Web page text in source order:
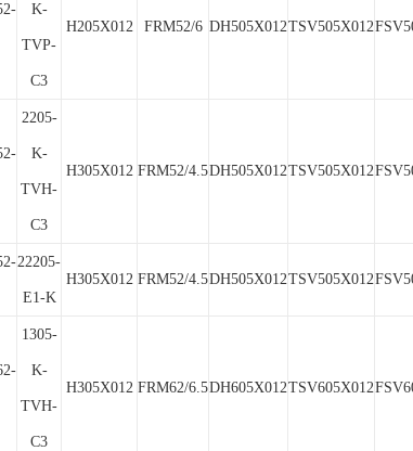
K-
TVP-
C3
H205X012 FRM52/6 DH505X012TSV505X012
2205-
K-
TVH-
C3
H305X012 FRM52/4.5DH505X012TSV505X012
22205-
E1-K
H305X012 FRM52/4.5DH505X012TSV505X012
1305-
K-
TVH-
C3
H305X012 FRM62/6.5DH605X012TSV605X012